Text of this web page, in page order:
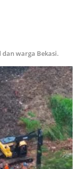
warga Bekasi.